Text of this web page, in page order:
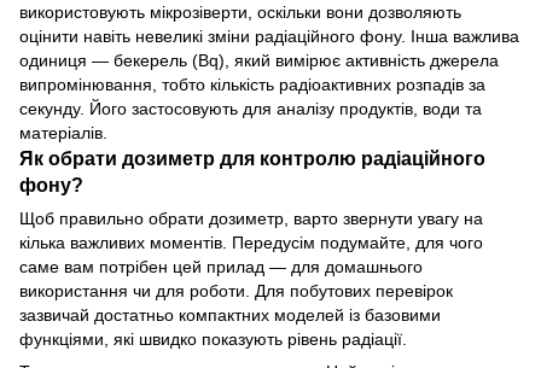
використовують мікрозіверти, оскільки вони дозволяють
оцінити навіть невеликі зміни радіаційного фону. Інша важлива
одиниця — бекерель (Bq), який вимірює активність джерела
випромінювання, тобто кількість радіоактивних розпадів за
секунду. Його застосовують для аналізу продуктів, води та
матеріалів.
Як обрати дозиметр для контролю радіаційного
фону?
Щоб правильно обрати дозиметр, варто звернути увагу на
кілька важливих моментів. Передусім подумайте, для чого
саме вам потрібен цей прилад — для домашнього
використання чи для роботи. Для побутових перевірок
зазвичай достатньо компактних моделей із базовими
функціями, які швидко показують рівень радіації.